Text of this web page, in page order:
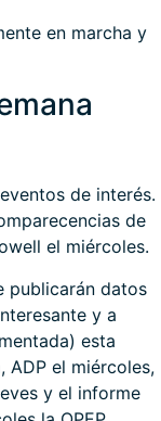
en marcha y
de interés.
de
el miércoles.
publicarán datos
y a
esta
ADP el miércoles,
y el informe